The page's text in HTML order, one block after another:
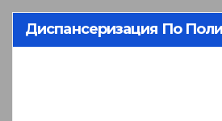
Диспансеризация По